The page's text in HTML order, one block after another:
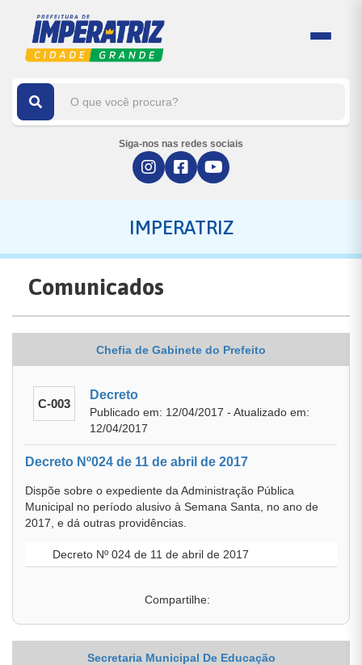
Siga-nos nas redes sociais
IMPERATRIZ
Comunicados
Chefia de Gabinete do Prefeito
C-003
Decreto
Publicado em: 12/04/2017 - Atualizado em:
12/04/2017
Decreto Nº024 de 11 de abril de 2017
Dispõe sobre o expediente da Administração Pública
Municipal no período alusivo à Semana Santa, no ano de
2017, e dá outras providências.
Decreto Nº 024 de 11 de abril de 2017
Compartilhe:
Secretaria Municipal De Educação